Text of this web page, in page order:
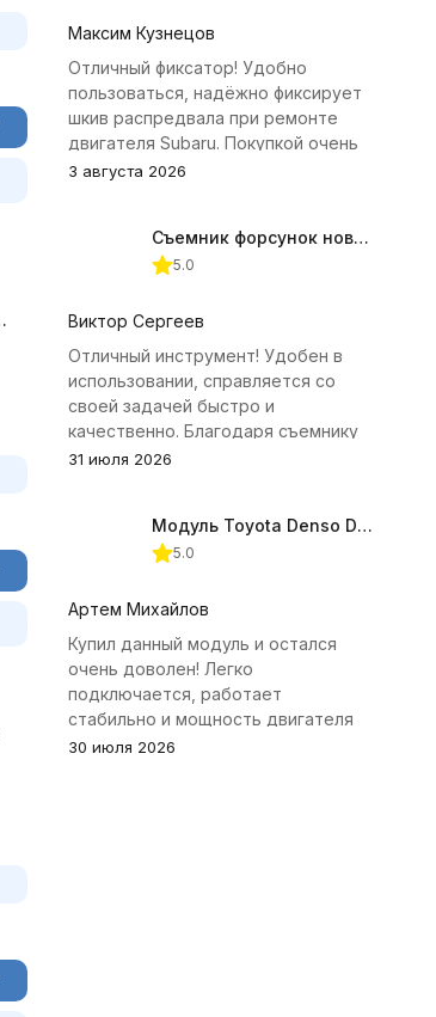
Максим Кузнецов
Отличный фиксатор! Удобно
пользоваться, надёжно фиксирует
шкив распредвала при ремонте
двигателя Subaru. Покупкой очень
доволен.
3 августа 2026
Съемник форсунок новых дизельных двигателей Jonnesway
5.0
Виктор Сергеев
Отличный инструмент! Удобен в
использовании, справляется со
своей задачей быстро и
качественно. Благодаря съемнику
удалось избежать лишних хлопот с
31 июля 2026
Модуль Toyota Denso Diesel 2.8D для ChipTuningPRO
5.0
Артем Михайлов
Купил данный модуль и остался
очень доволен! Легко
подключается, работает
стабильно и мощность двигателя
заметно увеличилась. Рекомендую
30 июля 2026